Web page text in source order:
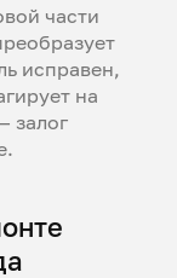
части
исправен,
на
залог